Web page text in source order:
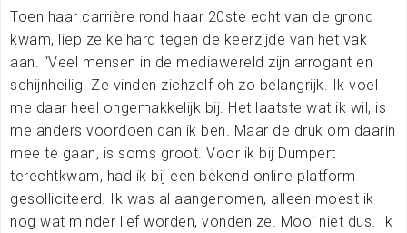
Toen haar carrière rond haar 20ste echt van de grond
kwam, liep ze keihard tegen de keerzijde van het vak
aan. “Veel mensen in de mediawereld zijn arrogant en
schijnheilig. Ze vinden zichzelf oh zo belangrijk. Ik voel
me daar heel ongemakkelijk bij. Het laatste wat ik wil, is
me anders voordoen dan ik ben. Maar de druk om daarin
mee te gaan, is soms groot. Voor ik bij Dumpert
terechtkwam, had ik bij een bekend online platform
gesolliciteerd. Ik was al aangenomen, alleen moest ik
nog wat minder lief worden, vonden ze. Mooi niet dus. Ik